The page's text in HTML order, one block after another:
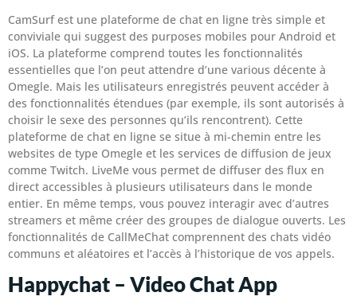
CamSurf est une plateforme de chat en ligne très simple et
conviviale qui suggest des purposes mobiles pour Android et
iOS. La plateforme comprend toutes les fonctionnalités
essentielles que l’on peut attendre d’une various décente à
Omegle. Mais les utilisateurs enregistrés peuvent accéder à
des fonctionnalités étendues (par exemple, ils sont autorisés à
choisir le sexe des personnes qu’ils rencontrent). Cette
plateforme de chat en ligne se situe à mi-chemin entre les
websites de type Omegle et les services de diffusion de jeux
comme Twitch. LiveMe vous permet de diffuser des flux en
direct accessibles à plusieurs utilisateurs dans le monde
entier. En même temps, vous pouvez interagir avec d’autres
streamers et même créer des groupes de dialogue ouverts. Les
fonctionnalités de CallMeChat comprennent des chats vidéo
communs et aléatoires et l’accès à l’historique de vos appels.
Happychat – Video Chat App